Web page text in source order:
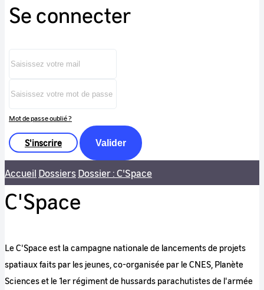
Se connecter
Mot de passe oublié ?
S'inscrire Valider
Accueil DossiersDossier : C'Space
C'Space
Le C'Space est la campagne nationale de lancements de projets
spatiaux faits par les jeunes, co-organisée par le CNES, Planète
Sciences et le 1er régiment de hussards parachutistes de l'armée